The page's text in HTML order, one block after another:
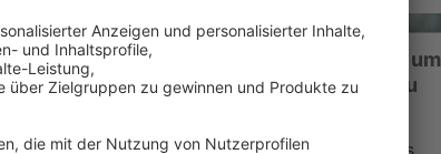
Wir benötigen Ihre Zustimmung, um
den YouTube Video-Service zu
Wir verwenden einen Service eines